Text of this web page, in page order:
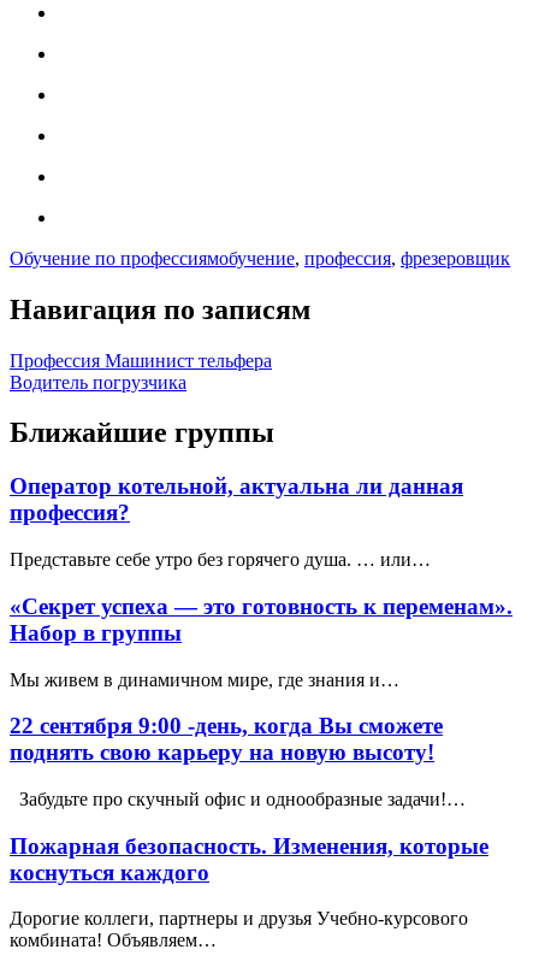
Обучение по профессиямобучение, профессия, фрезеровщик
Навигация по записям
Профессия Машинист тельфера
Водитель погрузчика
Ближайшие группы
Оператор котельной, актуальна ли данная
профессия?
Представьте себе утро без горячего душа. … или…
«Секрет успеха — это готовность к переменам».
Набор в группы
Мы живем в динамичном мире, где знания и…
22 сентября 9:00 -день, когда Вы сможете
поднять свою карьеру на новую высоту!
Забудьте про скучный офис и однообразные задачи!…
Пожарная безопасность. Изменения, которые
коснуться каждого
Дорогие коллеги, партнеры и друзья Учебно-курсового
комбината! Объявляем…